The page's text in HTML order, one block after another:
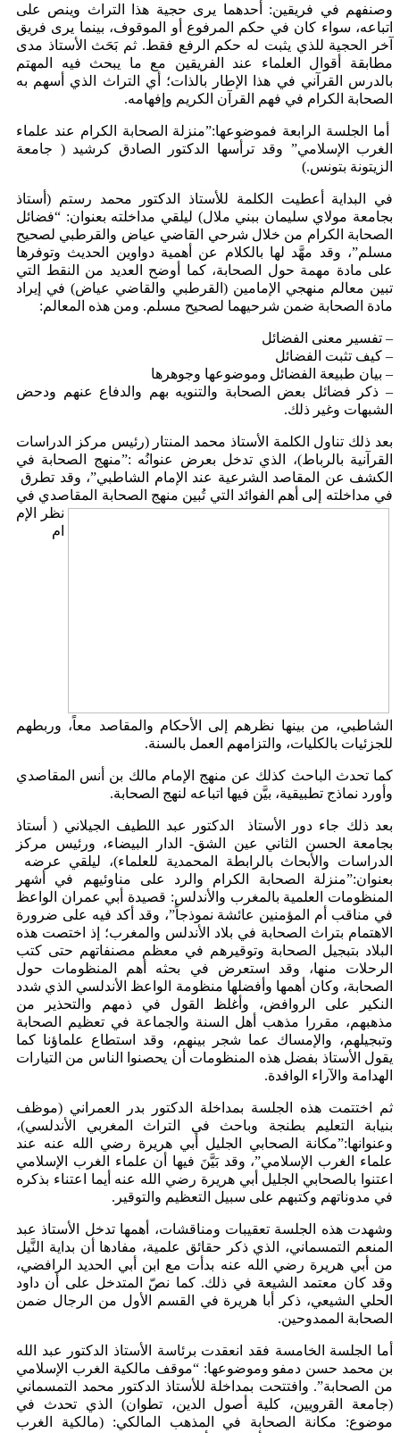
وصنفهم في فريقين: أحدهما يرى حجية هذا التراث وينص على
اتباعه، سواء كان في حكم المرفوع أو الموقوف، بينما يرى فريق
آخر الحجية للذي يثبت له حكم الرفع فقط. ثم بَحَث الأستاذ مدى
مطابقة أقوال العلماء عند الفريقين مع ما يبحث فيه المهتم
بالدرس القرآني في هذا الإطار بالذات؛ أي التراث الذي أسهم به
الصحابة الكرام في فهم القرآن الكريم وإفهامه.
أما الجلسة الرابعة فموضوعها:”منزلة الصحابة الكرام عند علماء
الغرب الإسلامي” وقد ترأسها الدكتور الصادق كرشيد ( جامعة
الزيتونة بتونس.)
في البداية أعطيت الكلمة للأستاذ الدكتور محمد رستم (أستاذ
بجامعة مولاي سليمان ببني ملال) ليلقي مداخلته بعنوان: “فضائل
الصحابة الكرام من خلال شرحي القاضي عياض والقرطبي لصحيح
مسلم”، وقد مهَّد لها بالكلام عن أهمية دواوين الحديث وتوفرها
على مادة مهمة حول الصحابة، كما أوضح العديد من النقط التي
تبين معالم منهجي الإمامين (القرطبي والقاضي عياض) في إيراد
مادة الصحابة ضمن شرحيهما لصحيح مسلم. ومن هذه المعالم:
– تفسير معنى الفضائل
– كيف تثبت الفضائل
– بيان طبيعة الفضائل وموضوعها وجوهرها
– ذكر فضائل بعض الصحابة والتنويه بهم والدفاع عنهم ودحض
الشبهات وغير ذلك.
بعد ذلك تناول الكلمة الأستاذ محمد المنتار (رئيس مركز الدراسات
القرآنية بالرباط)، الذي تدخل بعرض عنوانُه :”منهج الصحابة في
الكشف عن المقاصد الشرعية عند الإمام الشاطبي”، وقد تطرق
في مداخلته إلى أهم الفوائد التي تُبين منهج الصحابة المقاصدي في
نظر الإم
ام
الشاطبي، من بينها نظرهم إلى الأحكام والمقاصد معاً، وربطهم
للجزئيات بالكليات، والتزامهم العمل بالسنة.
كما تحدث الباحث كذلك عن منهج الإمام مالك بن أنس المقاصدي
وأورد نماذج تطبيقية، بيَّن فيها اتباعه لنهج الصحابة.
بعد ذلك جاء دور الأستاذ الدكتور عبد اللطيف الجيلاني ( أستاذ
بجامعة الحسن الثاني عين الشق- الدار البيضاء، ورئيس مركز
الدراسات والأبحاث بالرابطة المحمدية للعلماء)، ليلقي عرضه
بعنوان:”منزلة الصحابة الكرام والرد على مناوئيهم في أشهر
المنظومات العلمية بالمغرب والأندلس: قصيدة أبي عمران الواعظ
في مناقب أم المؤمنين عائشة نموذجاً”، وقد أكد فيه على ضرورة
الاهتمام بتراث الصحابة في بلاد الأندلس والمغرب؛ إذ اختصت هذه
البلاد بتبجيل الصحابة وتوقيرهم في معظم مصنفاتهم حتى كتب
الرحلات منها، وقد استعرض في بحثه أهم المنظومات حول
الصحابة، وكان أهمها وأفضلها منظومة الواعظ الأندلسي الذي شدد
النكير على الروافض، وأغلظ القول في ذمهم والتحذير من
مذهبهم، مقررا مذهب أهل السنة والجماعة في تعظيم الصحابة
وتبجيلهم، والإمساك عما شجر بينهم، وقد استطاع علماؤنا كما
يقول الأستاذ بفضل هذه المنظومات أن يحصنوا الناس من التيارات
الهدامة والآراء الوافدة.
ثم اختتمت هذه الجلسة بمداخلة الدكتور بدر العمراني (موظف
بنيابة التعليم بطنجة وباحث في التراث المغربي الأندلسي)،
وعنوانها:”مكانة الصحابي الجليل أبي هريرة رضي الله عنه عند
علماء الغرب الإسلامي”، وقد بَيَّنَ فيها أن علماء الغرب الإسلامي
اعتنوا بالصحابي الجليل أبي هريرة رضي الله عنه أيما اعتناء بذكره
في مدوناتهم وكتبهم على سبيل التعظيم والتوقير.
وشهدت هذه الجلسة تعقيبات ومناقشات، أهمها تدخل الأستاذ عبد
المنعم التمسماني، الذي ذكر حقائق علمية، مفادها أن بداية النَّيل
من أبي هريرة رضي الله عنه بدأت مع ابن أبي الحديد الرافضي،
وقد كان معتمد الشيعة في ذلك. كما نصّ المتدخل على أن داود
الحلي الشيعي، ذكر أبا هريرة في القسم الأول من الرجال ضمن
الصحابة الممدوحين.
أما الجلسة الخامسة فقد انعقدت برئاسة الأستاذ الدكتور عبد الله
بن محمد حسن دمفو وموضوعها: “موقف مالكية الغرب الإسلامي
من الصحابة”. وافتتحت بمداخلة للأستاذ الدكتور محمد التمسماني
(جامعة القرويين، كلية أصول الدين، تطوان) الذي تحدث في
موضوع: مكانة الصحابة في المذهب المالكي: (مالكية الغرب